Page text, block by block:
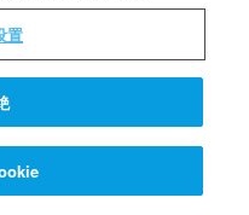
置